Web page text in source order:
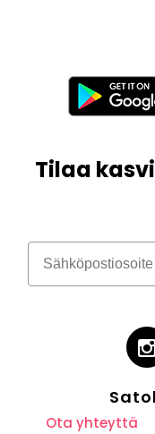
Tilaa
Ota yhteyttä